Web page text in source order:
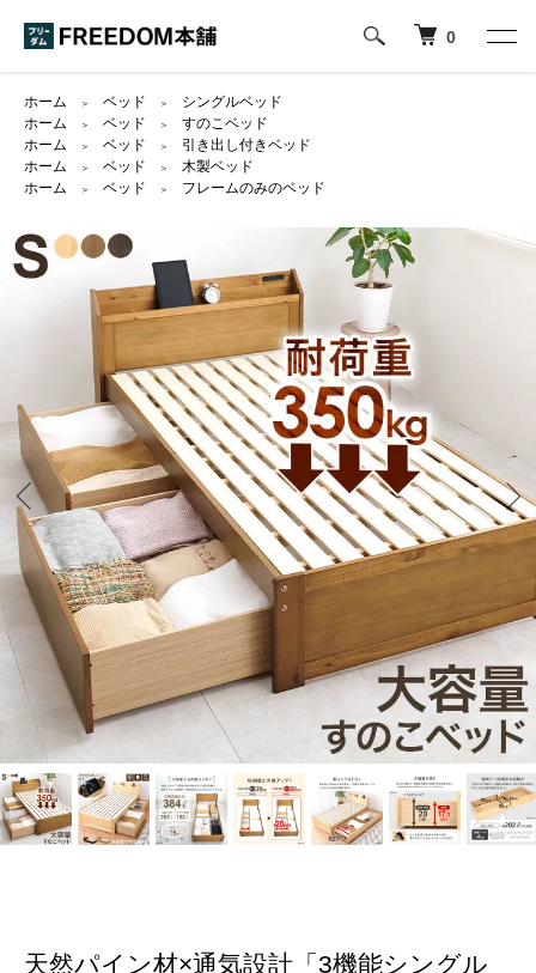
0
ホーム ＞ ベッド ＞
シングルベッド
ホーム
＞ ベッド ＞
すのこベッド
ホーム
＞ ベッド ＞
引き出し付きベッド
ホーム
＞ ベッド ＞
木製ベッド
ホーム
＞ ベッド ＞ フレームのみのベッド
天然パイン材×通気設計「3機能シングル